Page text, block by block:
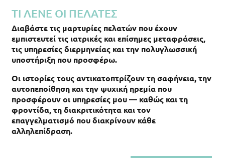
ΤΙ ΛΕΝΕ ΟΙ ΠΕΛΑΤΕΣ
Διαβάστε τις μαρτυρίες πελατών που έχουν
εμπιστευτεί τις ιατρικές και επίσημες μεταφράσεις,
τις υπηρεσίες διερμηνείας και την πολυγλωσσική
υποστήριξη που προσφέρω.
Οι ιστορίες τους αντικατοπτρίζουν τη σαφήνεια, την
αυτοπεποίθηση και την ψυχική ηρεμία που
προσφέρουν οι υπηρεσίες μου — καθώς και τη
φροντίδα, τη διακριτικότητα και τον
επαγγελματισμό που διακρίνουν κάθε
αλληλεπίδραση.